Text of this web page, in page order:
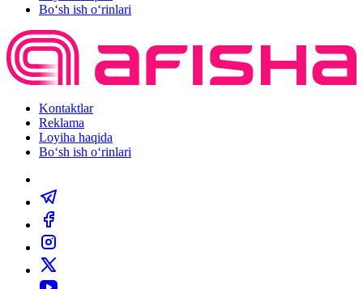
Bo‘sh ish o‘rinlari
Kontaktlar
Reklama
Loyiha haqida
Bo‘sh ish o‘rinlari